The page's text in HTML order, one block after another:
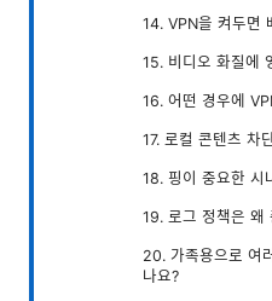
14. VPN을 켜두면
15. 비디오 화질에
16. 어떤 경우에
17. 로컬 콘텐츠 차
18. 핑이 중요한 시
19. 로그 정책은 왜
20. 가족용으로 여
나요?